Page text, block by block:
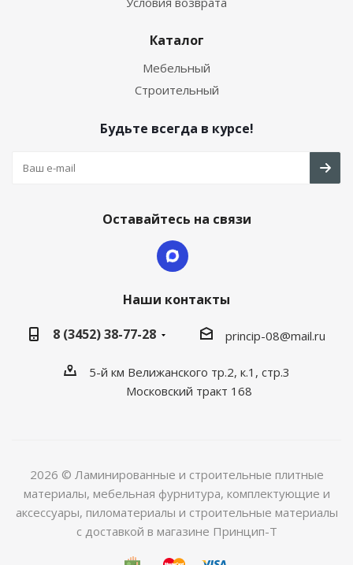
Каталог
Мебельный
Строительный
Будьте всегда в курсе!
Оставайтесь на связи
Наши контакты
8 (3452) 38-77-28
princip-08@mail.ru
5-й км Велижанского тр.2, к.1, стр.3
Московский тракт 168
2026 © Ламинированные и строительные плитные
материалы, мебельная фурнитура, комплектующие и
аксессуары, пиломатериалы и строительные материалы
с доставкой в магазине Принцип-Т